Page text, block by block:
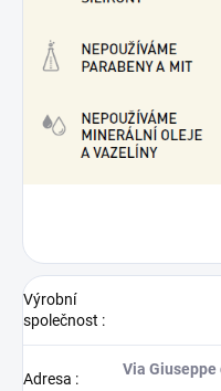
Výrobní
společnost :
Adresa :
Via